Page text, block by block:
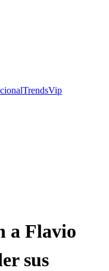
TrendsVip
a Flavio
sus